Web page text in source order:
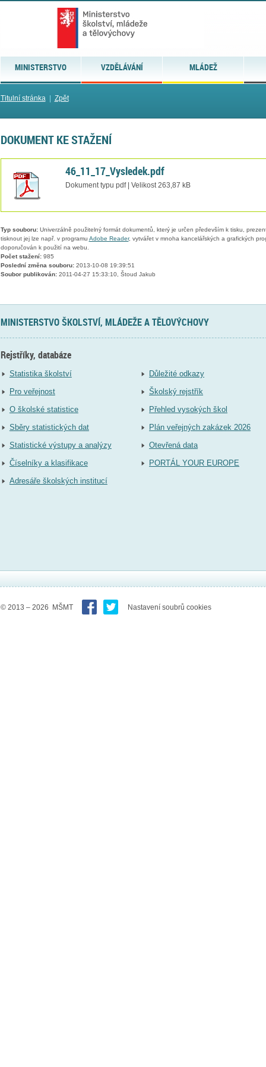
MINISTERSTVO VZDĚLÁVÁNÍ MLÁDEŽ
Titulní stránka| Zpět
DOKUMENT KE STAŽENÍ
46_11_17_Vysledek.pdf
Dokument typu pdf | Velikost 263,87 kB
Typ souboru:Univerzálně použitelný formát dokumentů, který je určen především k tisku,
tisknout jej lze např. v programu Adobe Reader, vytvářet v mnoha kancelářských a grafických
doporučován k použití na webu.
Počet stažení:985
Poslední změna souboru:2013-10-08 19:39:51
Soubor publikován:2011-04-27 15:33:10, Štoud Jakub
MINISTERSTVO ŠKOLSTVÍ, MLÁDEŽE A TĚLOVÝCHOVY
Rejstříky, databáze
Statistika školství
Pro veřejnost
O školské statistice
Sběry statistických dat
Statistické výstupy a analýzy
Číselníky a klasifikace
Adresáře školských institucí
Důležité odkazy
Školský rejstřík
Přehled vysokých škol
Plán veřejných zakázek 2026
Otevřená data
PORTÁL YOUR EUROPE
© 2013 – 2026 MŠMT Nastavení soubrů cookies